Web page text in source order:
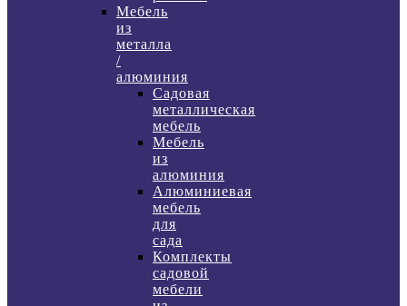
Мебель
из
металла
/
алюминия
Садовая
металлическая
мебель
Мебель
из
алюминия
Алюминиевая
мебель
для
сада
Комплекты
садовой
мебели